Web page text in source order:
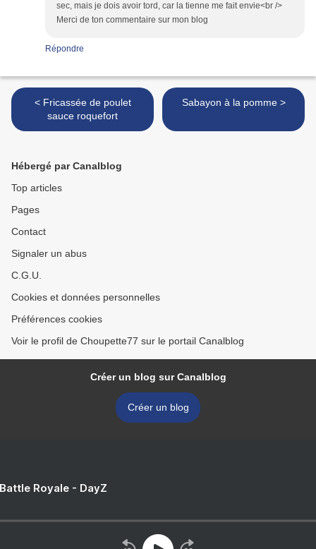
sec, mais je dois avoir tord, car la tienne me fait envie<br />
Merci de ton commentaire sur mon blog
Répondre
< Fricassée de poulet
sauce roquefort
Sabayon à la pomme >
Hébergé par Canalblog
Top articles
Pages
Contact
Signaler un abus
C.G.U.
Cookies et données personnelles
Préférences cookies
Voir le profil de Choupette77 sur le portail Canalblog
Créer un blog sur Canalblog
Créer un blog
Royale - DayZ